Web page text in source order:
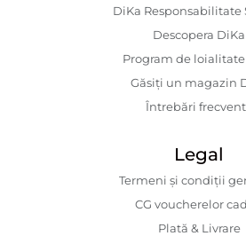
DiKa Responsabilitate
Descopera DiKa
Program de
Găsiți un magazin
Întrebări
Legal
Termeni și condiții
CG voucherelor
Plată & Livrare